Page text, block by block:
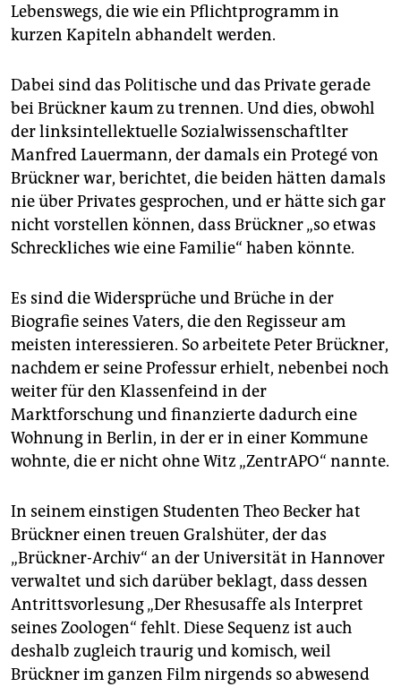
Lebenswegs, die wie ein Pflichtprogramm in
kurzen Kapiteln abhandelt werden.
Dabei sind das Politische und das Private gerade
bei Brückner kaum zu trennen. Und dies, obwohl
der linksintellektuelle Sozialwissenschaftlter
Manfred Lauermann, der damals ein Protegé von
Brückner war, berichtet, die beiden hätten damals
nie über Privates gesprochen, und er hätte sich gar
nicht vorstellen können, dass Brückner „so etwas
Schreckliches wie eine Familie“ haben könnte.
Es sind die Widersprüche und Brüche in der
Biografie seines Vaters, die den Regisseur am
meisten interessieren. So arbeitete Peter Brückner,
nachdem er seine Professur erhielt, nebenbei noch
weiter für den Klassenfeind in der
Marktforschung und finanzierte dadurch eine
Wohnung in Berlin, in der er in einer Kommune
wohnte, die er nicht ohne Witz „ZentrAPO“ nannte.
In seinem einstigen Studenten Theo Becker hat
Brückner einen treuen Gralshüter, der das
„Brückner-Archiv“ an der Universität in Hannover
verwaltet und sich darüber beklagt, dass dessen
Antrittsvorlesung „Der Rhesusaffe als Interpret
seines Zoologen“ fehlt. Diese Sequenz ist auch
deshalb zugleich traurig und komisch, weil
Brückner im ganzen Film nirgends so abwesend